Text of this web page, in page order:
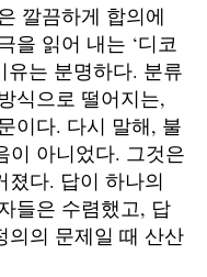
깔끔하게 합의에
을 읽어 내는 ‘디코
유는 분명하다. 분류
식으로 떨어지는,
이다. 다시 말해, 불
이 아니었다. 그것은
졌다. 답이 하나의
들은 수렴했고, 답
의의 문제일 때 산산